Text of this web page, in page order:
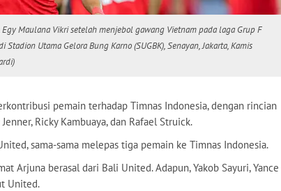
Maulana Vikri setelah menjebol gawang Vietnam pada laga Grup F
Utama Gelora Bung Karno (SUGBK), Senayan, Jakarta, Kamis
pemain terhadap Timnas Indonesia, dengan rincian
Ricky Kambuaya, dan Rafael Struick.
sama-sama melepas tiga pemain ke Timnas Indonesia.
Arjuna berasal dari Bali United. Adapun, Yakob Sayuri, Yance
United.